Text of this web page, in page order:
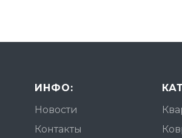
ИНФО:
Новости
Контакты